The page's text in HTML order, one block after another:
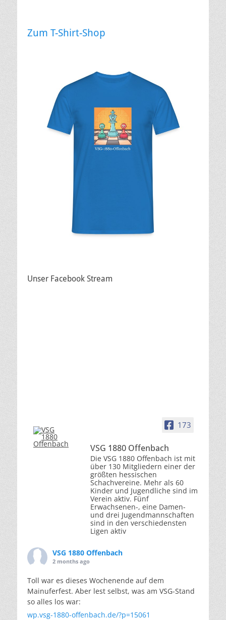
Zum T-Shirt-Shop
Unser Facebook Stream
173
VSG 1880 Offenbach
Die VSG 1880 Offenbach ist mit
über 130 Mitgliedern einer der
größten hessischen
Schachvereine. Mehr als 60
Kinder und Jugendliche sind im
Verein aktiv. Fünf
Erwachsenen-, eine Damen-
und drei Jugendmannschaften
sind in den verschiedensten
Ligen aktiv
VSG 1880 Offenbach
2 months ago
Toll war es dieses Wochenende auf dem
Mainuferfest. Aber lest selbst, was am VSG-Stand
so alles los war:
wp.vsg-1880-offenbach.de/?p=15061